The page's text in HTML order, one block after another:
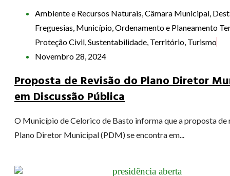
Ambiente e Recursos Naturais,Câmara Municipal,
Freguesias, Município,Ordenamento e Planeamento
Proteção Civil,Sustentabilidade, Território, Turismo
Novembro 28, 2024
Proposta de Revisão do Plano Diretor
em Discussão Pública
O Município de Celorico de Basto informa que a proposta de
Plano Diretor Municipal (PDM) se encontra em...